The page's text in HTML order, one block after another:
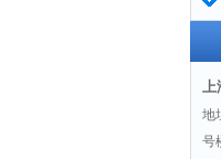
上
地
号